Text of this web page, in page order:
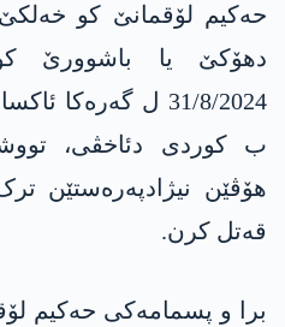
حەکیم لۆقمانێ کو خەلکێ
دھۆکێ یا باشوورێ
31/8/2024 ل گەرەکا
ھۆڤێن نیژادپەرەستێن
قەتل کرن.
برا و پسمامەکی حەکیم